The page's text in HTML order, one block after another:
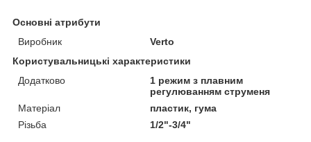
Основні атрибути
Виробник
Verto
Користувальницькі характеристики
Додатково
1 режим з плавним
регулюванням струменя
Матеріал
пластик, гума
Різьба
1/2"-3/4"